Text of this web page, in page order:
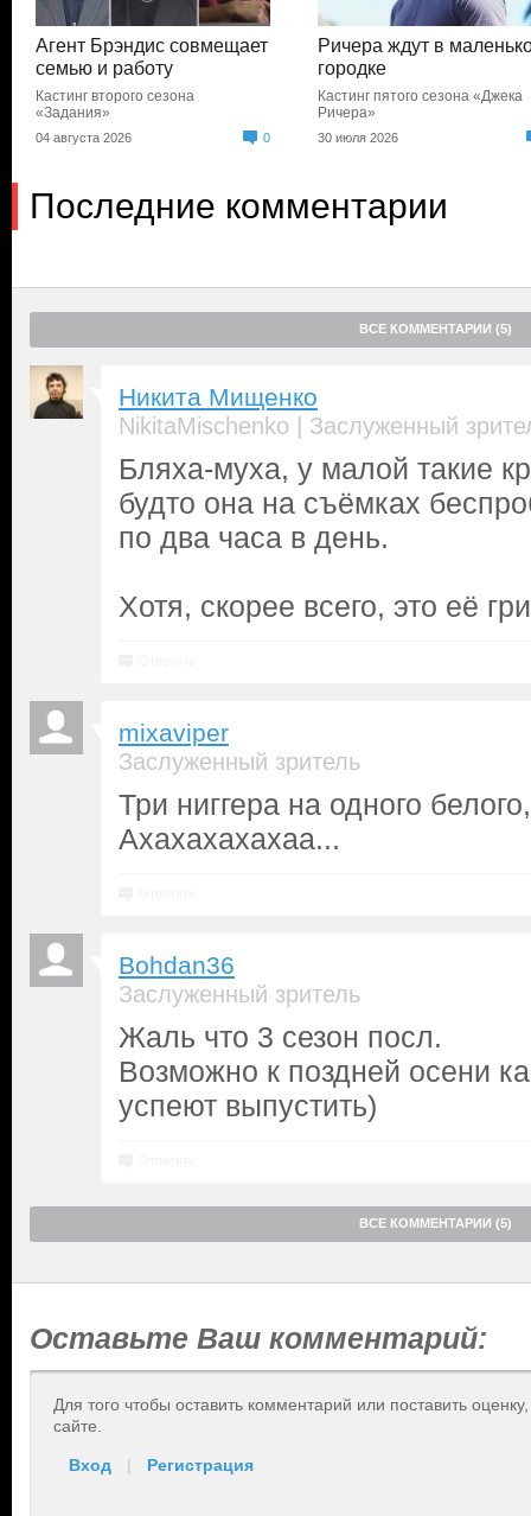
Агент Брэндис совмещает
семью и работу
Кастинг второго сезона
«Задания»
04 августа 2026 0
Ричера ждут в
городке
Кастинг пятого сезона «Джека
Ричера»
30 июля 2026
Последние комментарии
ВСЕ КОММЕНТАРИИ (5)
Никита Мищенко
NikitaMischenko | Заслуженный
Бляха-муха, у малой такие
будто она на съёмках
по два часа в день.
Хотя, скорее всего, это её
mixaviper
Заслуженный зритель
Три ниггера на одного
Ахахахахахаа...
Bohdan36
Заслуженный зритель
Жаль что 3 сезон посл.
Возможно к поздней осени
успеют выпустить)
ВСЕ КОММЕНТАРИИ (5)
Оставьте Ваш комментарий:
Для того чтобы оставить комментарий или поставить
сайте.
Вход | Регистрация